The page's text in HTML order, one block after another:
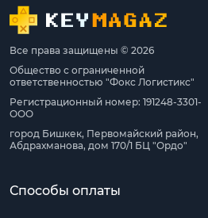
Все права защищены © 2026
Общество с ограниченной
ответственностью "Фокс Логистикс"
Регистрационный номер: 191248-3301-
ООО
город Бишкек, Первомайский район,
Абдрахманова, дом 170/1 БЦ "Ордо"
Способы оплаты